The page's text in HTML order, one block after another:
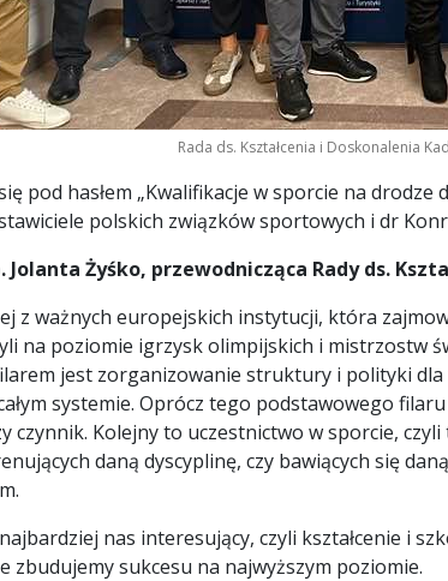
Rada ds. Kształcenia i Doskonalenia
pod hasłem „Kwalifikacje w sporcie na
polskich związków sportowych i dr
Jolanta Żyśko, przewodnicząca Rady ds.
z ważnych europejskich instytucji, która
na poziomie igrzysk olimpijskich i mistrzostw
jest zorganizowanie struktury i polityki
systemie. Oprócz tego podstawowego
czynnik. Kolejny to uczestnictwo w sporcie,
daną dyscyplinę, czy bawiących się
nas interesujący, czyli kształcenie i
zbudujemy sukcesu na najwyższym poziomie.